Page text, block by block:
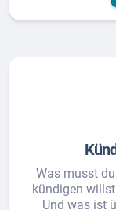
Was musst
kündigen
Und was ist